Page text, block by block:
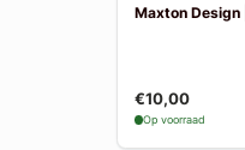
Maxton Design
€10,00
Op voorraad